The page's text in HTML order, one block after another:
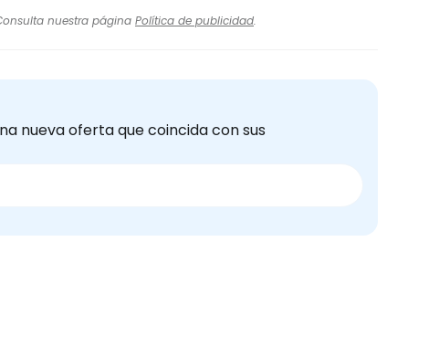
nuestra página Política de publicidad.
nueva oferta que coincida con sus